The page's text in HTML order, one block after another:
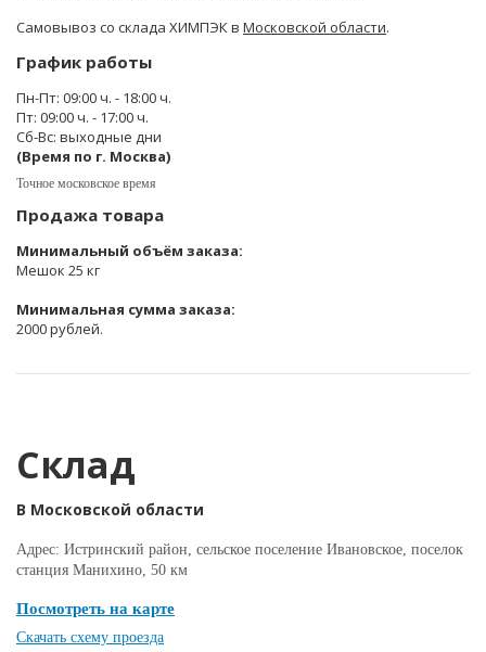
Самовывоз со склада ХИМПЭК в Московской области.
График работы
Пн-Пт: 09:00 ч. - 18:00 ч.
Пт: 09:00 ч. - 17:00 ч.
Сб-Вс: выходные дни
(Время по г. Москва)
Точное московское время
Продажа товара
Минимальный объём заказа:
Мешок 25 кг
Минимальная сумма заказа:
2000 рублей.
Склад
В Московской области
Адрес: Истринский район, сельское поселение Ивановское, поселок
станция Манихино, 50 км
Посмотреть на карте
Скачать схему проезда